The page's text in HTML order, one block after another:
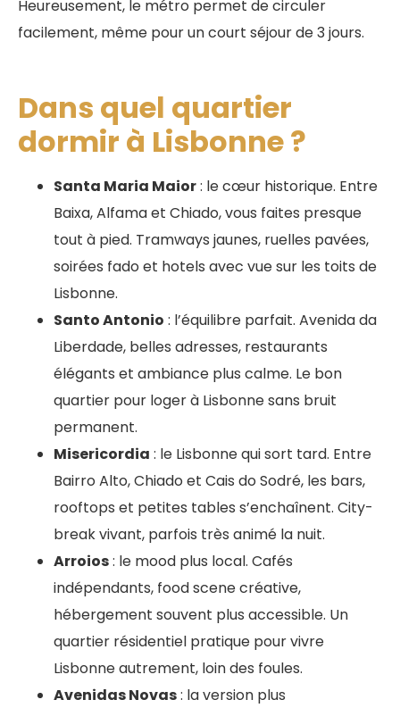
Heureusement, le métro permet de circuler
facilement, même pour un court séjour de 3 jours.
Dans quel quartier
dormir à Lisbonne ?
Santa Maria Maior: le cœur historique. Entre
Baixa, Alfama et Chiado, vous faites presque
tout à pied. Tramways jaunes, ruelles pavées,
soirées fado et hotels avec vue sur les toits de
Lisbonne.
Santo Antonio : l’équilibre parfait. Avenida da
Liberdade, belles adresses, restaurants
élégants et ambiance plus calme. Le bon
quartier pour loger à Lisbonne sans bruit
permanent.
Misericordia : le Lisbonne qui sort tard. Entre
Bairro Alto, Chiado et Cais do Sodré, les bars,
rooftops et petites tables s’enchaînent. City-
break vivant, parfois très animé la nuit.
Arroios: le mood plus local. Cafés
indépendants, food scene créative,
hébergement souvent plus accessible. Un
quartier résidentiel pratique pour vivre
Lisbonne autrement, loin des foules.
Avenidas Novas: la version plus